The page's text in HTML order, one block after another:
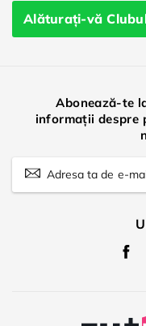
Alăturați-vă
Abonează-te
informații despre
Zuty